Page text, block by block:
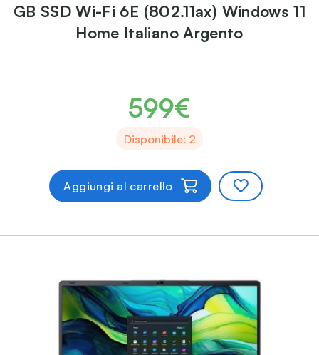
GB SSD Wi-Fi 6E (802.11ax) Windows 11
Home Italiano Argento
599€
Disponibile: 2
Aggiungi al carrello